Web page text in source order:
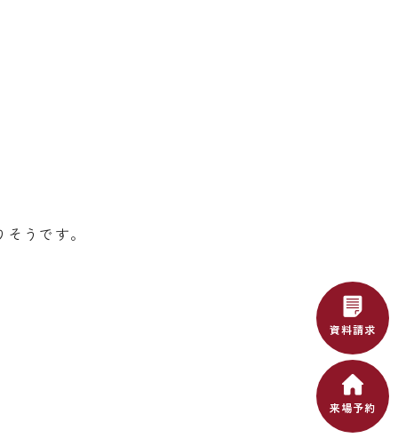
資料請求
来場予約
うです。